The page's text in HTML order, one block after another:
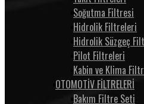
Soğutma Filtresi
Hidrolik Filtreleri
Hidrolik Süzgeç
Pilot Filtreleri
Kabin ve Klima
OTOMOTİV FİLTRELERİ
Bakım Filtre Seti